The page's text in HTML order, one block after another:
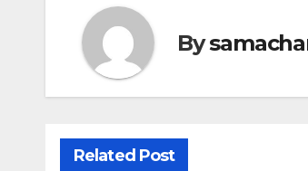
By
Related Post